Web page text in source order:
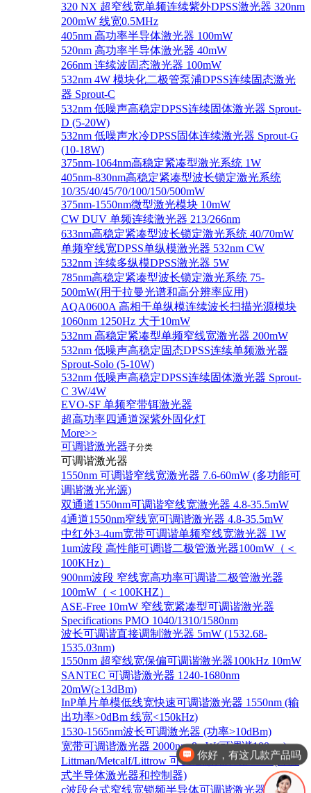
320 NX 超窄线宽单频连续紫外DPSS激光器 320nm
200mW 线宽0.5MHz
405nm 高功率半导体激光器 100mW
520nm 高功率半导体激光器 40mW
266nm 连续波固态激光器 100mW
532nm 4W 模块化二极管泵浦DPSS连续固态激光
器 Sprout-C
532nm 低噪声高稳定DPSS连续固体激光器 Sprout-
D (5-20W)
532nm 低噪声水冷DPSS固体连续激光器 Sprout-G
(10-18W)
375nm-1064nm高稳定紧凑型激光系统 1W
405nm-830nm高稳定紧凑型波长锁定激光系统
10/35/40/45/70/100/150/500mW
375nm-1550nm微型激光模块 10mW
CW DUV 单频连续激光器 213/266nm
633nm高稳定紧凑型波长锁定激光系统 40/70mW
单频窄线宽DPSS单纵模激光器 532nm CW
532nm 连续多纵模DPSS激光器 5W
785nm高稳定紧凑型波长锁定激光系统 75-
500mW(用于拉曼光谱和高分辨率应用)
AQA0600A 高相干单纵模连续波长扫描光源模块
1060nm 1250Hz 大于10mW
532nm 高稳定紧凑型单频窄线宽激光器 200mW
532nm 低噪声高稳定固态DPSS连续单频激光器
Sprout‐Solo (5-10W)
532nm 低噪声高稳定DPSS连续固体激光器 Sprout-
C 3W/4W
EVO-SF 单频窄带铒激光器
超高功率四通道深紫外固化灯
More>>
可调谐激光器子分类
可调谐激光器
1550nm 可调谐窄线宽激光器 7.6-60mW (多功能可
调谐激光光源)
双通道1550nm可调谐窄线宽激光器 4.8-35.5mW
4通道1550nm窄线宽可调谐激光器 4.8-35.5mW
中红外3-4um宽带可调谐单频窄线宽激光器 1W
1um波段 高性能可调谐二极管激光器100mW（＜
100KHz）
900nm波段 窄线宽高功率可调谐二极管激光器
100mW（＜100KHZ）
ASE-Free 10mW 窄线宽紧凑型可调谐激光器
Specifications PMO 1040/1310/1580nm
波长可调谐直接调制激光器 5mW (1532.68-
1535.03nm)
1550nm 超窄线宽保偏可调谐激光器100kHz 10mW
SANTEC 可调谐激光器 1240-1680nm
20mW(≥13dBm)
InP单片单模低线宽快速可调谐激光器 1550nm (输
出功率>0dBm 线宽<150kHz)
1530-1565nm波长可调激光器 (功率>10dBm)
宽带可调谐激光器 2000nm 8mW(可调谐100nm)
Littman/Metcalf/Littrow 可调谐激光系统 Lion (外腔
式半导体激光器和控制器)
c波段台式窄线宽锁频半导体可调谐激光器 1528-
请介绍下新产品
你好，有这几款产品吗